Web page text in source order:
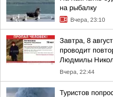
на рыбалку
Вчера, 23:10
Завтра, 8
проводит
Людмилы
Вчера, 22:44
Туристов